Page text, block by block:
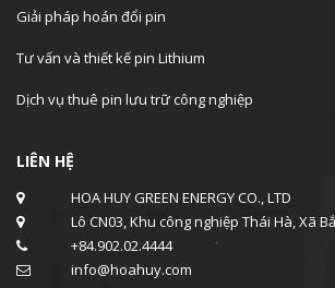
Giải pháp hoán đổi pin
Tư vấn và thiết kế pin Lithium
Dịch vụ thuê pin lưu trữ công nghiệp
LIÊN HỆ
HOA HUY GREEN ENERGY CO., LTD
Lô CN03, Khu công nghiệp Thái Hà, Xã
+84.902.02.4444
info@hoahuy.com